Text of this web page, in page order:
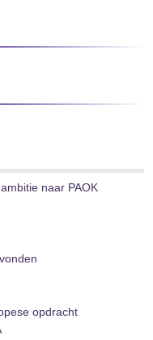
naar PAOK
opdracht